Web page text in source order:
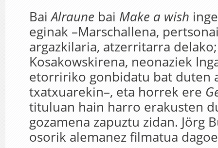
BaiAlraune bai Make a wish
eginak –Marschallena,
argazkilaria, atzerritarra delako;
Kosakowskirena, neonaziek
etorririko gonbidatu bat duten
txatxuarekin–, eta horrek ere
tituluan hain harro erakusten
gozamena zapuztu zidan. Jörg
osorik alemanez filmatua